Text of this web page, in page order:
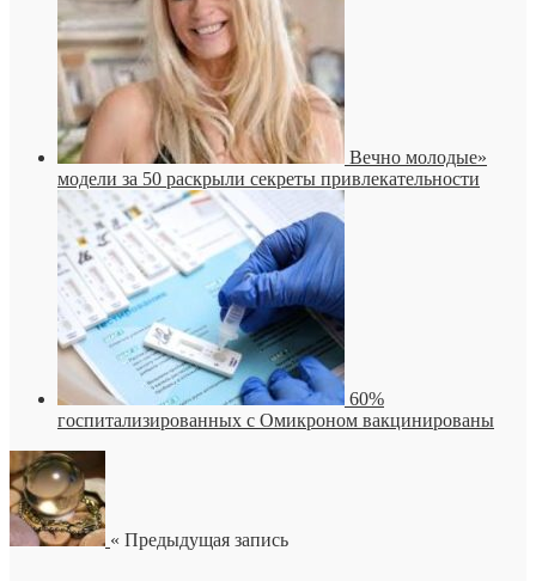
Вечно молодые»
модели за 50 раскрыли секреты привлекательности
60%
госпитализированных с Омикроном вакцинированы
« Предыдущая запись